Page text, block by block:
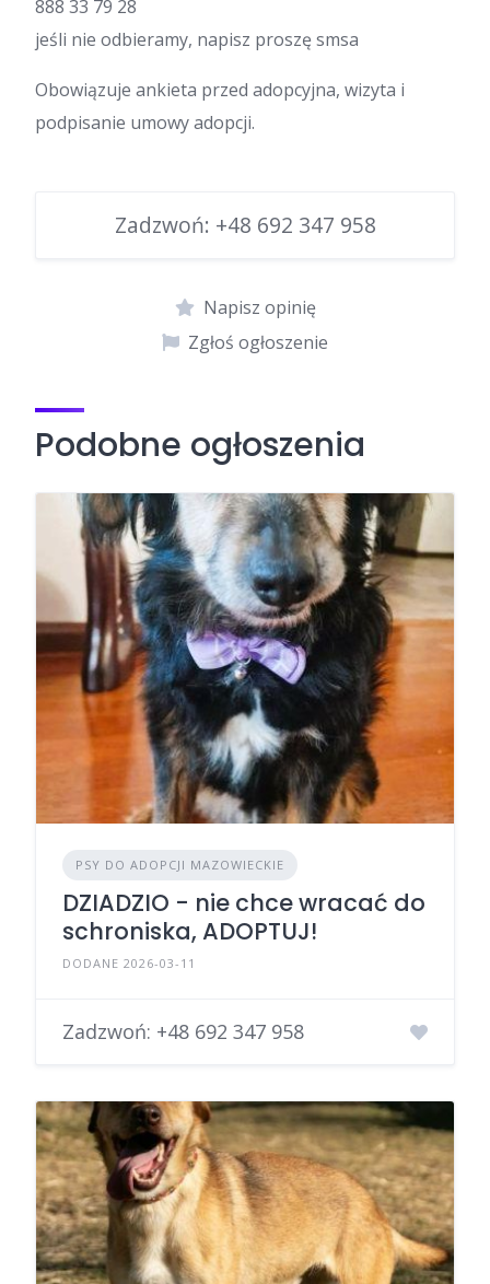
888 33 79 28
jeśli nie odbieramy, napisz proszę smsa
Obowiązuje ankieta przed adopcyjna, wizyta i
podpisanie umowy adopcji.
Zadzwoń: +48 692 347 958
Napisz opinię
Zgłoś ogłoszenie
Podobne ogłoszenia
PSY DO ADOPCJI MAZOWIECKIE
DZIADZIO - nie chce wracać do
schroniska, ADOPTUJ!
DODANE 2026-03-11
Zadzwoń: +48 692 347 958